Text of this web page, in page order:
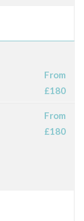
From
£180
From
£180